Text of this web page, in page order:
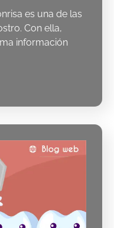
es una de las
Con ella,
información